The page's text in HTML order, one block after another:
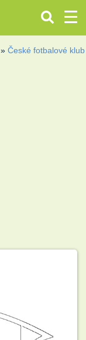
»České fotbalové